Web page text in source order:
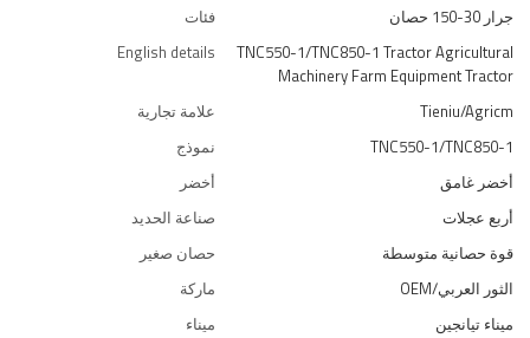
فئات
جرار 30-150 حصان
English details
TNC550-1/TNC850-1 Tractor Agricultural
Machinery Farm Equipment Tractor
علامة تجارية
Tieniu/Agricm
نموذج
TNC550-1/TNC850-1
أخضر
أخضر غامق
صناعة الحديد
أربع عجلات
حصان صغير
قوة حصانية متوسطة
ماركة
الثور العربي/OEM
ميناء
ميناء تيانجين